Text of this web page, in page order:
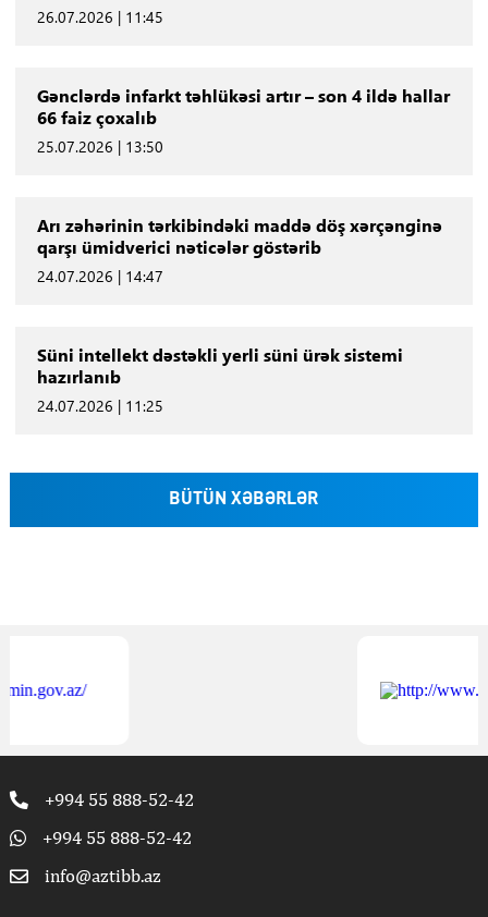
26.07.2026 | 11:45
Gənclərdə infarkt təhlükəsi artır – son 4 ildə hallar
66 faiz çoxalıb
25.07.2026 | 13:50
Arı zəhərinin tərkibindəki maddə döş xərçənginə
qarşı ümidverici nəticələr göstərib
24.07.2026 | 14:47
Süni intellekt dəstəkli yerli süni ürək sistemi
hazırlanıb
24.07.2026 | 11:25
BÜTÜN XƏBƏRLƏR
+994 55 888-52-42
+994 55 888-52-42
info@aztibb.az